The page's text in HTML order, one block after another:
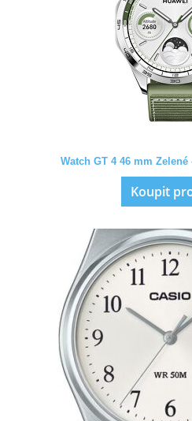
Watch GT 4 46 mm
Koupit